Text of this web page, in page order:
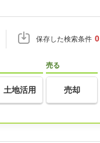
保存した検索条件 0
土地活用
売る
売却